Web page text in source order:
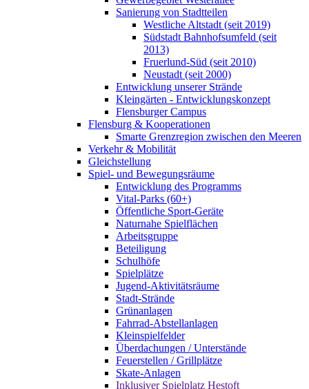
Sanierung von Stadtteilen
Westliche Altstadt (seit 2019)
Südstadt Bahnhofsumfeld (seit
2013)
Fruerlund-Süd (seit 2010)
Neustadt (seit 2000)
Entwicklung unserer Strände
Kleingärten - Entwicklungskonzept
Flensburger Campus
Flensburg & Kooperationen
Smarte Grenzregion zwischen den Meeren
Verkehr & Mobilität
Gleichstellung
Spiel- und Bewegungsräume
Entwicklung des Programms
Vital-Parks (60+)
Öffentliche Sport-Geräte
Naturnahe Spielflächen
Arbeitsgruppe
Beteiligung
Schulhöfe
Spielplätze
Jugend-Aktivitätsräume
Stadt-Strände
Grünanlagen
Fahrrad-Abstellanlagen
Kleinspielfelder
Überdachungen / Unterstände
Feuerstellen / Grillplätze
Skate-Anlagen
Inklusiver Spielplatz Hestoft